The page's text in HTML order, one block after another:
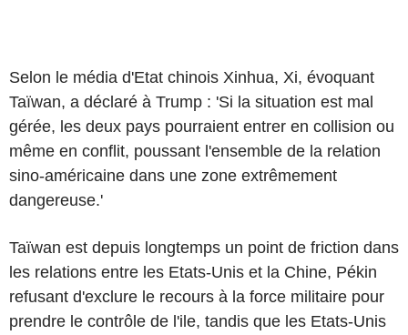
Selon le média d'Etat chinois Xinhua, Xi, évoquant
Taïwan, a déclaré à Trump : 'Si la situation est mal
gérée, les deux pays pourraient entrer en collision ou
même en conflit, poussant l'ensemble de la relation
sino-américaine dans une zone extrêmement
dangereuse.'
Taïwan est depuis longtemps un point de friction dans
les relations entre les Etats-Unis et la Chine, Pékin
refusant d'exclure le recours à la force militaire pour
prendre le contrôle de l'ile, tandis que les Etats-Unis